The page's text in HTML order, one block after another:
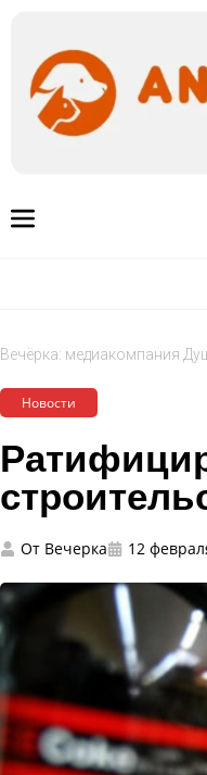
Вечёрка: медиакомпания
Новости
От Вечерка 12